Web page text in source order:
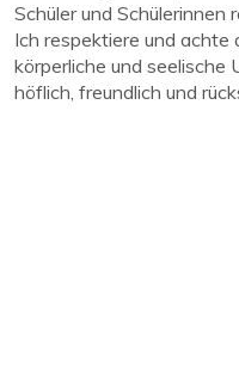
Schüler und Schülerinnen
Ich respektiere und achte
körperliche und seelische
höflich, freundlich und